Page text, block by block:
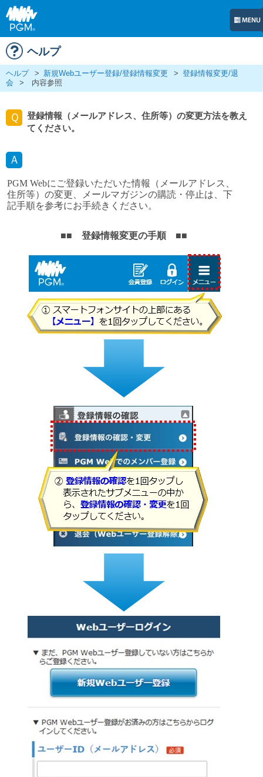
ヘルプ
ヘルプ > 新規Webユーザー登録/登録情報変更 > 登録情報変更/退
会
> 内容参照
Ｑ
登録情報（メールアドレス、住所等）の変更方法を教え
てください。
Ａ
PGM Webにご登録いただいた情報（メールアドレス、
住所等）の変更、メールマガジンの購読・停止は、下
記手順を参考にお手続きください。
■■ 登録情報変更の手順 ■■